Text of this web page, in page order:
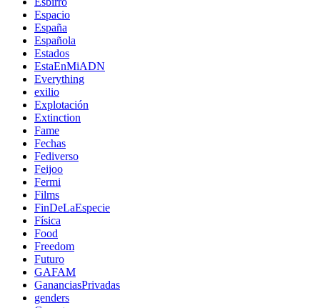
Espacio
España
Española
Estados
EstaEnMiADN
Everything
exilio
Explotación
Extinction
Fame
Fechas
Fediverso
Feijoo
Fermi
Films
FinDeLaEspecie
Física
Food
Freedom
Futuro
GAFAM
GananciasPrivadas
genders